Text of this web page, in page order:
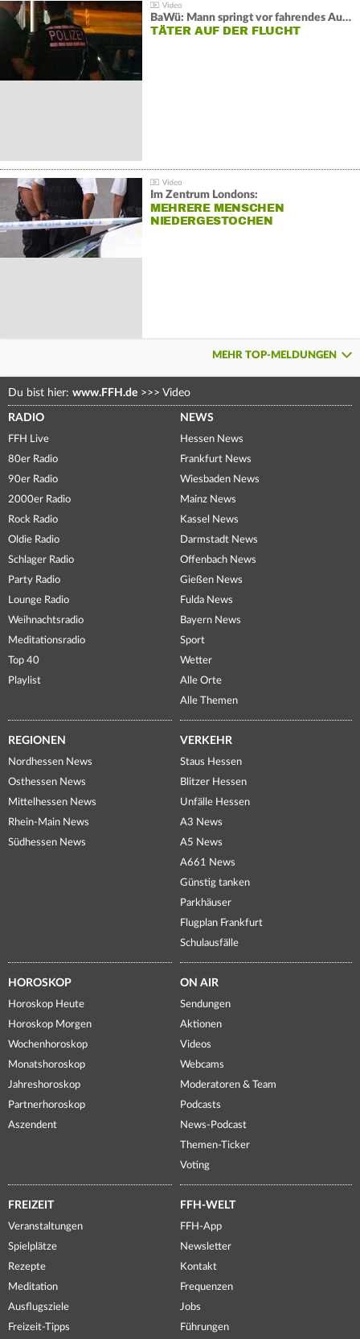
BaWü: Mann springt vor fahrendes Auto und schießt
TÄTER AUF DER FLUCHT
Im Zentrum Londons:
MEHRERE MENSCHEN
NIEDERGESTOCHEN
MEHR TOP-MELDUNGEN
Du bist hier: www.FFH.de >>> Video
RADIO
FFH Live
80er Radio
90er Radio
2000er Radio
Rock Radio
Oldie Radio
Schlager Radio
Party Radio
Lounge Radio
Weihnachtsradio
Meditationsradio
Top 40
Playlist
NEWS
Hessen News
Frankfurt News
Wiesbaden News
Mainz News
Kassel News
Darmstadt News
Offenbach News
Gießen News
Fulda News
Bayern News
Sport
Wetter
Alle Orte
Alle Themen
REGIONEN
Nordhessen News
Osthessen News
Mittelhessen News
Rhein-Main News
Südhessen News
VERKEHR
Staus Hessen
Blitzer Hessen
Unfälle Hessen
A3 News
A5 News
A661 News
Günstig tanken
Parkhäuser
Flugplan Frankfurt
Schulausfälle
HOROSKOP
Horoskop Heute
Horoskop Morgen
Wochenhoroskop
Monatshoroskop
Jahreshoroskop
Partnerhoroskop
Aszendent
ON AIR
Sendungen
Aktionen
Videos
Webcams
Moderatoren & Team
Podcasts
News-Podcast
Themen-Ticker
Voting
FREIZEIT
Veranstaltungen
Spielplätze
Rezepte
Meditation
Ausflugsziele
Freizeit-Tipps
FFH-WELT
FFH-App
Newsletter
Kontakt
Frequenzen
Jobs
Führungen